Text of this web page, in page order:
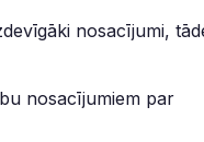
nosacījumi,
nosacījumiem par